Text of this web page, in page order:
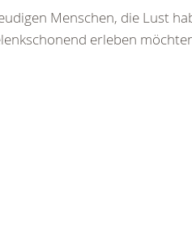
Menschen, die Lust
erleben